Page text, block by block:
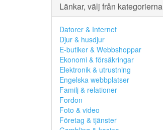
Länkar, välj från kategorierna
Datorer & Internet
Djur & husdjur
E-butiker & Webbshoppar
Ekonomi & försäkringar
Elektronik & utrustning
Engelska webbplatser
Familj & relationer
Fordon
Foto & video
Företag & tjänster